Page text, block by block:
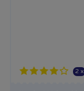
2 x